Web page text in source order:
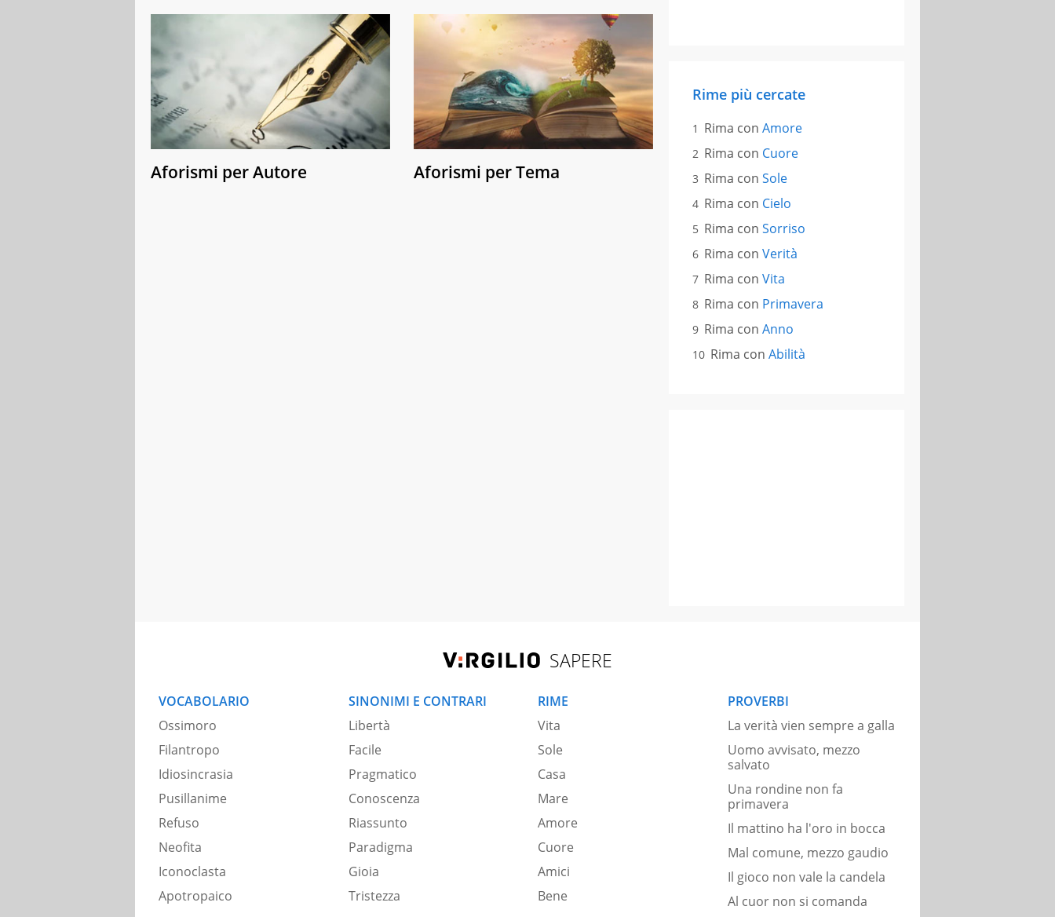
Aforismi per Autore Aforismi per Tema
Rime più cercate
Rima con Amore
Rima con Cuore
Rima con Sole
Rima con Cielo
Rima con Sorriso
Rima con Verità
Rima con Vita
Rima con Primavera
Rima con Anno
Rima con Abilità
SAPERE
VOCABOLARIO
Ossimoro
Filantropo
Idiosincrasia
Pusillanime
Refuso
Neofita
Iconoclasta
Apotropaico
SINONIMI E CONTRARI
Libertà
Facile
Pragmatico
Conoscenza
Riassunto
Paradigma
Gioia
Tristezza
RIME
Vita
Sole
Casa
Mare
Amore
Cuore
Amici
Bene
PROVERBI
La verità vien sempre a galla
Uomo avvisato, mezzo
salvato
Una rondine non fa
primavera
Il mattino ha l'oro in bocca
Mal comune, mezzo gaudio
Il gioco non vale la candela
Al cuor non si comanda